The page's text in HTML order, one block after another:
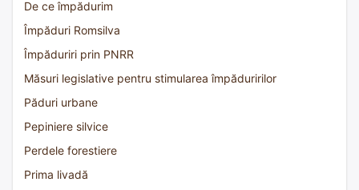
De ce împădurim
Împăduri Romsilva
Împăduriri prin PNRR
Măsuri legislative pentru stimularea împăduririlor
Păduri urbane
Pepiniere silvice
Perdele forestiere
Prima livadă